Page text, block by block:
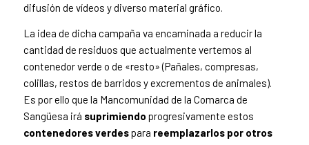
difusión de vídeos y diverso material gráfico.
La idea de dicha campaña va encaminada a reducir la
cantidad de residuos que actualmente vertemos al
contenedor verde o de «resto» (Pañales, compresas,
colillas, restos de barridos y excrementos de animales).
Es por ello que la Mancomunidad de la Comarca de
Sangüesa irá suprimiendo progresivamente estos
contenedores verdespara reemplazarlos por otros